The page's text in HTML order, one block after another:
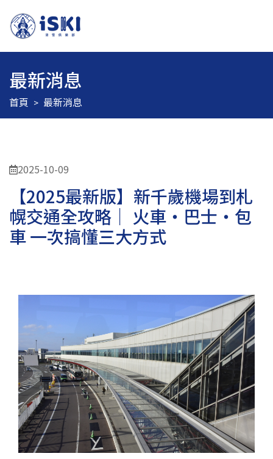
最新消息
首頁 最新消息
2025-10-09
【2025最新版】新千歲機場到札
幌交通全攻略｜ 火車・巴士・包
車 一次搞懂三大方式